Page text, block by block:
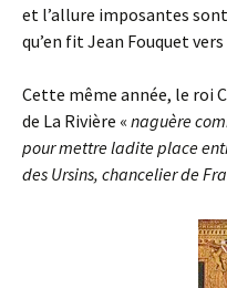
et l’allure imposantes
qu’en fit Jean Fouquet vers
Cette même année, le roi
de La Rivière « naguère
pour mettre ladite place
des Ursins, chancelier de